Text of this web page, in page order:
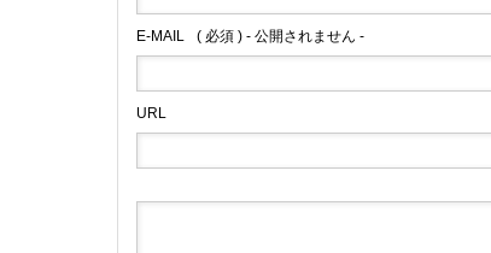
E-MAIL ( 必須 ) - 公開されません -
URL